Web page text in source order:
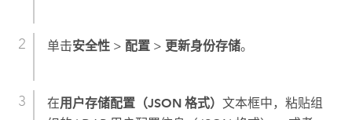
单击安全性> 配置> 更新身份存储。
在用户存储配置（JSON 格式） 文本框中，粘贴组